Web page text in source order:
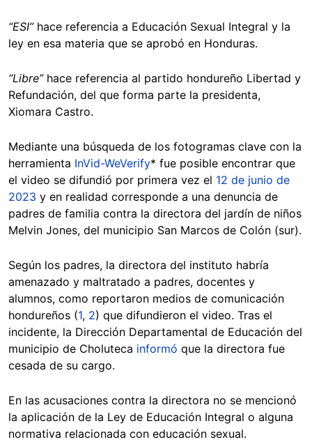
“ESI”hace referencia a Educación Sexual Integral y la
ley en esa materia que se aprobó en Honduras.
“Libre”hace referencia al partido hondureño Libertad y
Refundación, del que forma parte la presidenta,
Xiomara Castro.
Mediante una búsqueda de los fotogramas clave con la
herramienta InVid-WeVerify* fue posible encontrar que
el video se difundió por primera vez el 12 de junio de
2023 y en realidad corresponde a una denuncia de
padres de familia contra la directora del jardín de niños
Melvin Jones, del municipio San Marcos de Colón (sur).
Según los padres, la directora del instituto habría
amenazado y maltratado a padres, docentes y
alumnos, como reportaron medios de comunicación
hondureños (1, 2) que difundieron el video. Tras el
incidente, la Dirección Departamental de Educación del
municipio de Choluteca informó que la directora fue
cesada de su cargo.
En las acusaciones contra la directora no se mencionó
la aplicación de la Ley de Educación Integral o alguna
normativa relacionada con educación sexual.